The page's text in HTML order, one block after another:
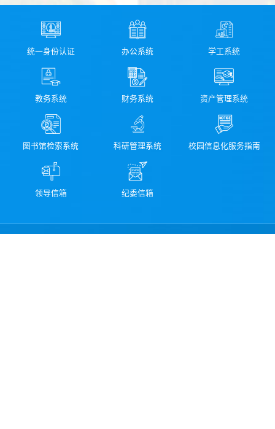
统一身份认证 办公系统 学工系统
教务系统 财务系统 资产管理系统
图书馆检索系统 科研管理系统 校园信息化服务指南
领导信箱 纪委信箱